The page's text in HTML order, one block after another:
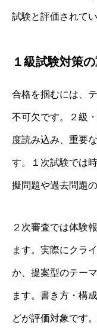
試験と評価されてい
１級試験対策
合格を掴むには、
不可欠です。２級
度読み込み、重要
す。１次試験では
擬問題や過去問題
２次審査では体験
ます。実際にクラ
か、提案型のテー
ます。書き方・構
どが評価対象です